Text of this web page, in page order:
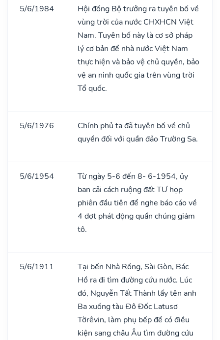
5/6/1984
Hội đồng Bộ trưởng ra tuyên bố về
vùng trời của nước CHXHCN Việt
Nam. Tuyên bố này là cơ sở pháp
lý cơ bản để nhà nước Việt Nam
thực hiện và bảo vệ chủ quyền, bảo
vệ an ninh quốc gia trên vùng trời
Tổ quốc.
5/6/1976
Chính phủ ta đã tuyên bố về chủ
quyền đối với quần đảo Trường Sa.
5/6/1954
Từ ngày 5-6 đến 8- 6-1954, ủy
ban cải cách ruộng đất TƯ họp
phiên đầu tiên để nghe báo cáo về
4 đợt phát động quần chúng giảm
tô.
5/6/1911
Tại bến Nhà Rồng, Sài Gòn, Bác
Hồ ra đi tìm đường cứu nước. Lúc
đó, Nguyễn Tất Thành lấy tên anh
Ba xuống tàu Đô Đốc Latusơ
Tờrêvin, làm phụ bếp để có điều
kiện sang châu Âu tìm đường cứu